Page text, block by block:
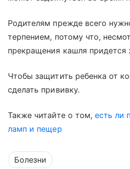
Родителям прежде всего
терпением, потому что,
прекращения кашля придется
Чтобы защитить ребенка от
сделать прививку.
Также читайте о том,есть ли
ламп и пещер
Болезни